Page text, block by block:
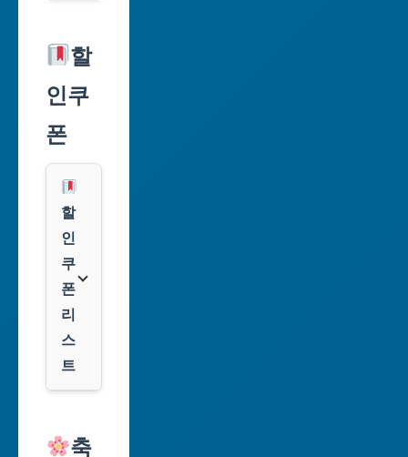
울
특
별
부
산
광
역
시
대
인
할
인쿠
폰
할
인
쿠
폰
리
스
트
리 축